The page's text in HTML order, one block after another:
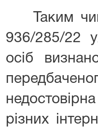
Таким
936/285/22
осіб
різних